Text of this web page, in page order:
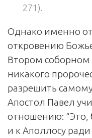
271).
Однако именно
откровению
Втором соборном
никакого
разрешить
Апостол Павел
отношению: “Это,
и к Аполлосу